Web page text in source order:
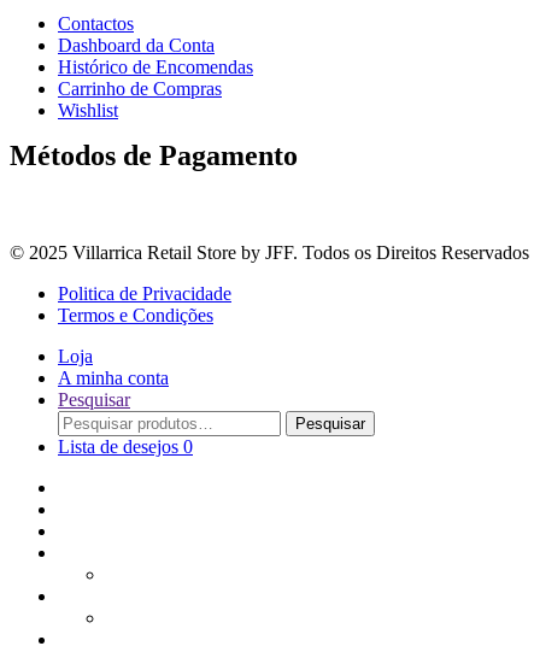
Contactos
Dashboard da Conta
Histórico de Encomendas
Carrinho de Compras
Wishlist
Métodos de Pagamento
© 2025 Villarrica Retail Store by JFF. Todos os Direitos Reservados
Politica de Privacidade
Termos e Condições
Loja
A minha conta
Pesquisar
Procurar
por:
Pesquisar
Lista de desejos 0